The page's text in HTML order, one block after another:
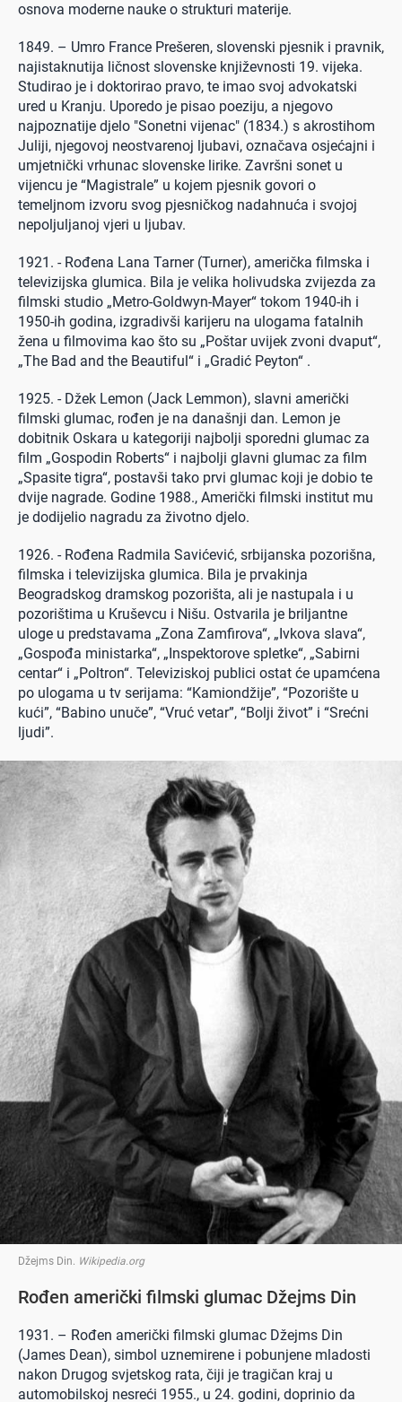
osnova moderne nauke o strukturi materije.
1849. – Umro France Prešeren, slovenski pjesnik i pravnik,
najistaknutija ličnost slovenske književnosti 19. vijeka.
Studirao je i doktorirao pravo, te imao svoj advokatski
ured u Kranju. Uporedo je pisao poeziju, a njegovo
najpoznatije djelo "Sonetni vijenac" (1834.) s akrostihom
Juliji, njegovoj neostvarenoj ljubavi, označava osjećajni i
umjetnički vrhunac slovenske lirike. Završni sonet u
vijencu je “Magistrale” u kojem pjesnik govori o
temeljnom izvoru svog pjesničkog nadahnuća i svojoj
nepoljuljanoj vjeri u ljubav.
1921. - Rođena Lana Tarner (Turner), američka filmska i
televizijska glumica. Bila je velika holivudska zvijezda za
filmski studio „Metro-Goldwyn-Mayer“ tokom 1940-ih i
1950-ih godina, izgradivši karijeru na ulogama fatalnih
žena u filmovima kao što su „Poštar uvijek zvoni dvaput“,
„The Bad and the Beautiful“ i „Gradić Peyton“ .
1925. - Džek Lemon (Jack Lemmon), slavni američki
filmski glumac, rođen je na današnji dan. Lemon je
dobitnik Oskara u kategoriji najbolji sporedni glumac za
film „Gospodin Roberts“ i najbolji glavni glumac za film
„Spasite tigra“, postavši tako prvi glumac koji je dobio te
dvije nagrade. Godine 1988., Američki filmski institut mu
je dodijelio nagradu za životno djelo.
1926. - Rođena Radmila Savićević, srbijanska pozorišna,
filmska i televizijska glumica. Bila je prvakinja
Beogradskog dramskog pozorišta, ali je nastupala i u
pozorištima u Kruševcu i Nišu. Ostvarila je briljantne
uloge u predstavama „Zona Zamfirova“, „Ivkova slava“,
„Gospođa ministarka“, „Inspektorove spletke“, „Sabirni
centar“ i „Poltron“. Televiziskoj publici ostat će upamćena
po ulogama u tv serijama: “Kamiondžije”, “Pozorište u
kući”, “Babino unuče”, “Vruć vetar”, “Bolji život” i “Srećni
ljudi”.
Džejms Din Wikipedia.org
Rođen američki filmski glumac Džejms Din
1931. – Rođen američki filmski glumac Džejms Din
(James Dean), simbol uznemirene i pobunjene mladosti
nakon Drugog svjetskog rata, čiji je tragičan kraj u
automobilskoj nesreći 1955., u 24. godini, doprinio da